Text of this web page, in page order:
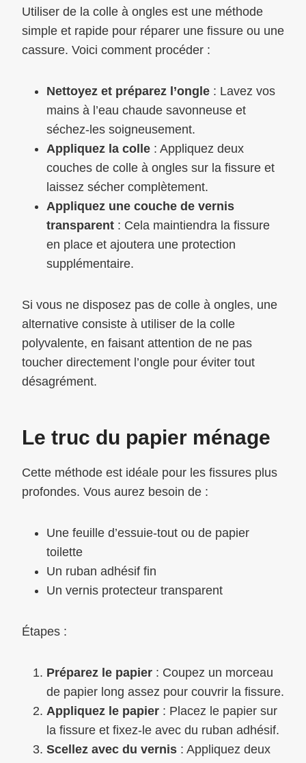
Utiliser de la colle à ongles est une méthode
simple et rapide pour réparer une fissure ou une
cassure. Voici comment procéder :
Nettoyez et préparez l’ongle : Lavez vos
mains à l’eau chaude savonneuse et
séchez-les soigneusement.
Appliquez la colle : Appliquez deux
couches de colle à ongles sur la fissure et
laissez sécher complètement.
Appliquez une couche de vernis
transparent : Cela maintiendra la fissure
en place et ajoutera une protection
supplémentaire.
Si vous ne disposez pas de colle à ongles, une
alternative consiste à utiliser de la colle
polyvalente, en faisant attention de ne pas
toucher directement l’ongle pour éviter tout
désagrément.
Le truc du papier ménage
Cette méthode est idéale pour les fissures plus
profondes. Vous aurez besoin de :
Une feuille d’essuie-tout ou de papier
toilette
Un ruban adhésif fin
Un vernis protecteur transparent
Étapes :
Préparez le papier : Coupez un morceau
de papier long assez pour couvrir la fissure.
Appliquez le papier : Placez le papier sur
la fissure et fixez-le avec du ruban adhésif.
Scellez avec du vernis : Appliquez deux